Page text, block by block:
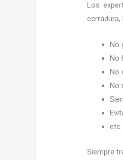
Los
No
No
No
No
etc.
Siempre